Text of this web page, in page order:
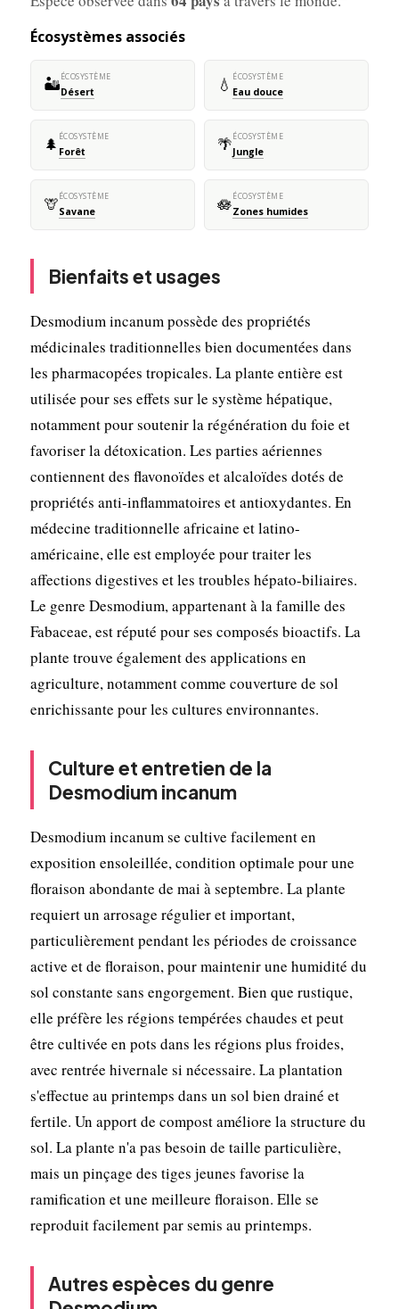
Écosystèmes associés
🏜️ÉCOSYSTÈME
Désert 💧 ÉCOSYSTÈME
Eau douce
🌲 ÉCOSYSTÈME
Forêt 🌴ÉCOSYSTÈME
Jungle
🦒ÉCOSYSTÈME
Savane 🪷ÉCOSYSTÈME
Zones humides
Bienfaits et usages
Desmodium incanum possède des propriétés
médicinales traditionnelles bien documentées dans
les pharmacopées tropicales. La plante entière est
utilisée pour ses effets sur le système hépatique,
notamment pour soutenir la régénération du foie et
favoriser la détoxication. Les parties aériennes
contiennent des flavonoïdes et alcaloïdes dotés de
propriétés anti-inflammatoires et antioxydantes. En
médecine traditionnelle africaine et latino-
américaine, elle est employée pour traiter les
affections digestives et les troubles hépato-biliaires.
Le genre Desmodium, appartenant à la famille des
Fabaceae, est réputé pour ses composés bioactifs. La
plante trouve également des applications en
agriculture, notamment comme couverture de sol
enrichissante pour les cultures environnantes.
Culture et entretien de la
Desmodium incanum
Desmodium incanum se cultive facilement en
exposition ensoleillée, condition optimale pour une
floraison abondante de mai à septembre. La plante
requiert un arrosage régulier et important,
particulièrement pendant les périodes de croissance
active et de floraison, pour maintenir une humidité du
sol constante sans engorgement. Bien que rustique,
elle préfère les régions tempérées chaudes et peut
être cultivée en pots dans les régions plus froides,
avec rentrée hivernale si nécessaire. La plantation
s'effectue au printemps dans un sol bien drainé et
fertile. Un apport de compost améliore la structure du
sol. La plante n'a pas besoin de taille particulière,
mais un pinçage des tiges jeunes favorise la
ramification et une meilleure floraison. Elle se
reproduit facilement par semis au printemps.
Autres espèces du genre